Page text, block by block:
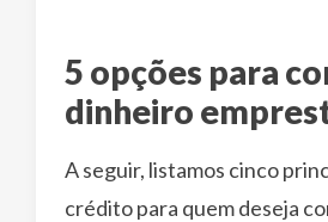
5 opções para
dinheiro
A seguir, listamos cinco
crédito para quem deseja